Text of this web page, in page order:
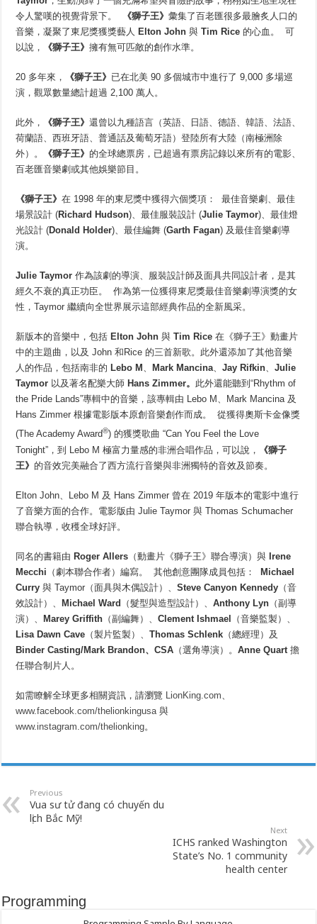
令人驚嘆的視覺背景下。
《獅子王》彙集了百老匯很多最膾炙人口的
音樂，凝聚了東尼獎獲獎藝人 Elton John 與Tim Rice 的心血。 可
以說，
《獅子王》擁有無可匹敵的創作水準。
20 多年來， 《獅子王》 已在北美 90 多個城市中進行了 9,000 多場巡
演，觀眾數量總計超過 2,100 萬人。
此外， 《獅子王》還曾以九種語言（英語、日語、德語、韓語、法語、
荷蘭語、西班牙語、普通話及葡萄牙語）登陸所有大陸（南極洲除
外）。
《獅子王》 的全球總票房，已超過有票房記錄以來所有的電影、
百老匯音樂劇或其他娛樂節目。
《獅子王》在 1998 年的東尼獎中獲得六個獎項： 最佳音樂劇、最佳
場景設計 (Richard Hudson)、最佳服裝設計 (Julie Taymor)、最佳燈
光設計 (Donald Holder)、最佳編舞 (Garth Fagan) 及最佳音樂劇導
演。
Julie Taymor 作為該劇的導演、服裝設計師及面具共同設計者，是其
經久不衰的真正功臣。 作為第一位獲得東尼獎最佳音樂劇導演獎的女
性，Taymor 繼續向全世界展示這部經典作品的全新風采。
新版本的音樂中，包括 Elton John 與Tim Rice 在《獅子王》動畫片
中的主題曲，以及 John 和Rice 的三首新歌。此外還添加了其他音樂
人的作品，包括南非的 Lebo M 、 Mark Mancina、Jay Rifkin、Julie
Taymor 以及著名配樂大師 Hans Zimmer。 此外還能聽到“Rhythm of
the Pride Lands”專輯中的音樂，該專輯由 Lebo M、Mark Mancina 及
Hans Zimmer 根據電影版本原創音樂創作而成。 從獲得奧斯卡金像獎
(The Academy Award®) 的獲獎歌曲 “Can You Feel the Love
Tonight”，到 Lebo M 極富力量感的非洲合唱作品，可以說，
《獅子
王》 的音效完美融合了西方流行音樂與非洲獨特的音效及節奏。
Elton John、Lebo M 及 Hans Zimmer 曾在 2019 年版本的電影中進行
了音樂方面的合作。電影版由 Julie Taymor 與 Thomas Schumacher
聯合執導，收穫全球好評。
同名的書籍由Roger Allers （動畫片《獅子王》聯合導演）與Irene
Mecchi （劇本聯合作者）編寫。 其他創意團隊成員包括：Michael
Curry 與 Taymor（面具與木偶設計）、Steve Canyon Kennedy （音
效設計）、Michael Ward （髮型與造型設計）、Anthony Lyn （副導
演）、Marey Griffith （副編舞）、Clement Ishmael （音樂監製）、
Lisa Dawn Cave （製片監製）、Thomas Schlenk （總經理）及
Binder Casting/Mark Brandon、CSA （選角導演）。Anne Quart 擔
任聯合制片人。
如需瞭解全球更多相關資訊，請瀏覽 LionKing.com
www.facebook.com/thelionkingusa 與
www.instagram.com/thelionking。
Previous
Vua sư tử đang có chuyến du
lịch Bắc Mỹ!
Next
ICHS ranked Washington
State’s No. 1 community
health center
Programming